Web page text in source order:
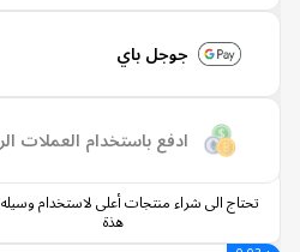
جوجل باي
ادفع باستخدام العملات الرقمية
الى شراء منتجات أعلى لاستخدام وسيله الدفع